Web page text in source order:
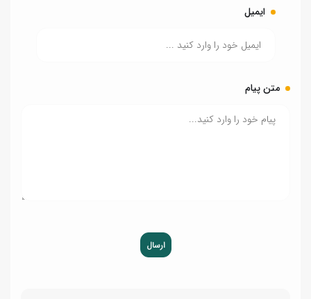
ایمیل
متن پیام
ارسال